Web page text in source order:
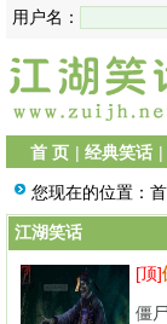
用户名：
首 页 | 经典笑话 |
您现在的位置：
江湖笑话
[顶]
僵